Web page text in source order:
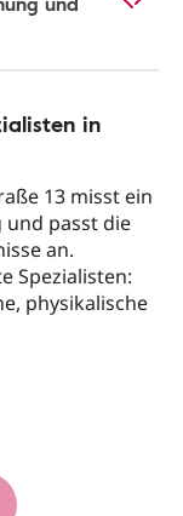
in
13 misst ein
passt die
an.
Spezialisten:
physikalische